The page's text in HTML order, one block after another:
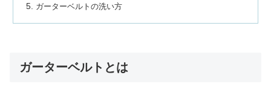
ガーターベルトの洗い方
ガーターベルトとは